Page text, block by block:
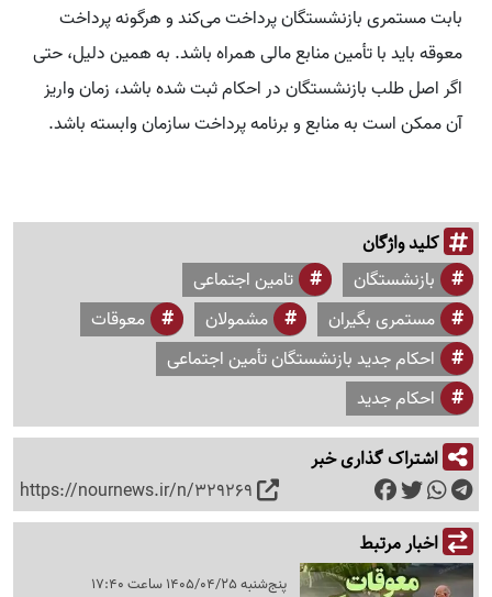
بابت مستمری بازنشستگان پرداخت می‌کند و هرگونه پرداخت
معوقه باید با تأمین منابع مالی همراه باشد. به همین دلیل، حتی
اگر اصل طلب بازنشستگان در احکام ثبت شده باشد، زمان واریز
آن ممکن است به منابع و برنامه پرداخت سازمان وابسته باشد.
کلید واژگان
بازنشستگان
تامین اجتماعی
مستمری بگیران
مشمولان
معوقات
احکام جدید بازنشستگان تأمین اجتماعی
احکام جدید
اشتراک گذاری خبر
https://nournews.ir/n/329269
اخبار مرتبط
پنج‌شنبه 1405/04/25 ساعت 17:40